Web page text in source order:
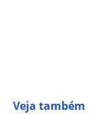
Veja também